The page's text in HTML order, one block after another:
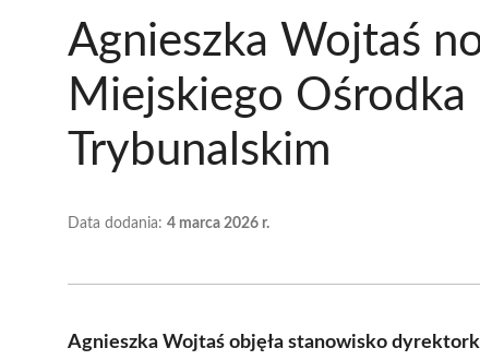
Agnieszka Wojtaś
Miejskiego
Trybunalskim
Data dodania: 4 marca 2026 r.
Agnieszka Wojtaś objęła stanowisko